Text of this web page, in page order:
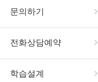
문의하기
전화상담예약
학습설계